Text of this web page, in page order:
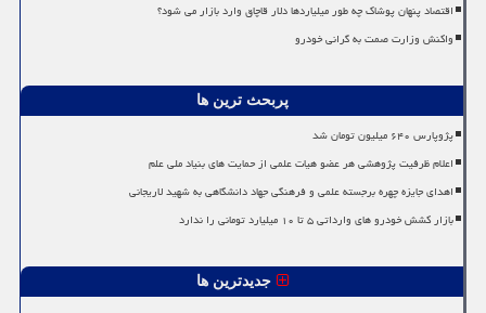
اقتصاد پنهان پوشاک چه طور میلیاردها دلار قاچاق وارد بازار می شود؟
واکنش وزارت صمت به گرانی خودرو
پربحث ترین ها
پژوپارس ۶۴۰ میلیون تومان شد
اعلام ظرفیت پژوهشی هر عضو هیات علمی از حمایت های بنیاد ملی علم
اهدای جایزه چهره برجسته علمی و فرهنگی جهاد دانشگاهی به شهید لاریجانی
بازار کشش خودرو های وارداتی ۵ تا ۱۰ میلیارد تومانی را ندارد
جدیدترین ها